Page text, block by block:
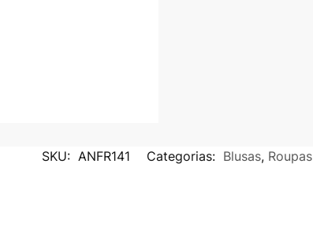
SKU: ANFR141 Categorias: Blusas, Roupas